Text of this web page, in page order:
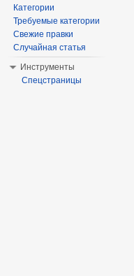
Категории
Требуемые категории
Свежие правки
Случайная статья
Инструменты
Спецстраницы